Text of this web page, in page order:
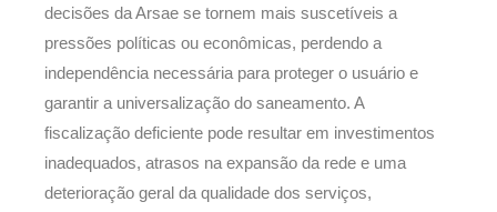
decisões da Arsae se tornem mais suscetíveis a
pressões políticas ou econômicas, perdendo a
independência necessária para proteger o usuário e
garantir a universalização do saneamento. A
fiscalização deficiente pode resultar em investimentos
inadequados, atrasos na expansão da rede e uma
deterioração geral da qualidade dos serviços,